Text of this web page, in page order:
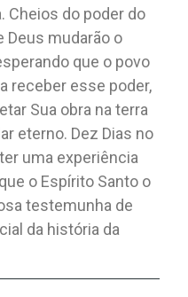
Cheios do poder do
Deus mudarão o
que o povo
receber esse poder,
Sua obra na terra
eterno. Dez Dias no
uma experiência
o Espírito Santo o
testemunha de
da história da